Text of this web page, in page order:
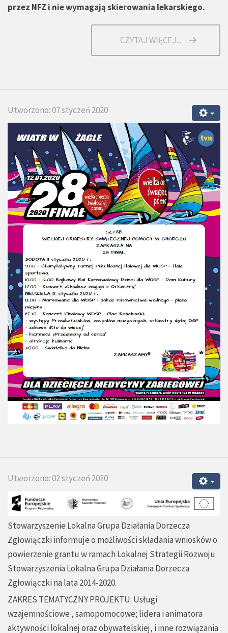
przez NFZ i nie wymagają skierowania lekarskiego.
CZYTAJ WIĘCEJ...
Utworzono: 07 styczeń 2020
Utworzono: 02 styczeń 2020
Stowarzyszenie Lokalna Grupa Działania Dorzecza
Zgłowiączki informuje o możliwości składania wniosków o
powierzenie grantu w ramach Lokalnej Strategii Rozwoju
Stowarzyszenia Lokalna Grupa Działania Dorzecza
Zgłowiączki na lata 2014-2020.
ZAKRES TEMATYCZNY PROJEKTU: Usługi
wzajemnościowe , samopomocowe; lidera i animatora
aktywności lokalnej oraz obywatelskiej, i inne rozwiązania